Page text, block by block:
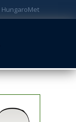
HungaroMet